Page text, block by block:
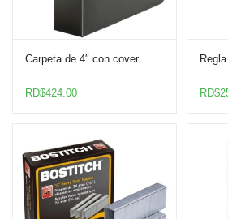
Carpeta de 4″ con cover
RD$424.00 RD$